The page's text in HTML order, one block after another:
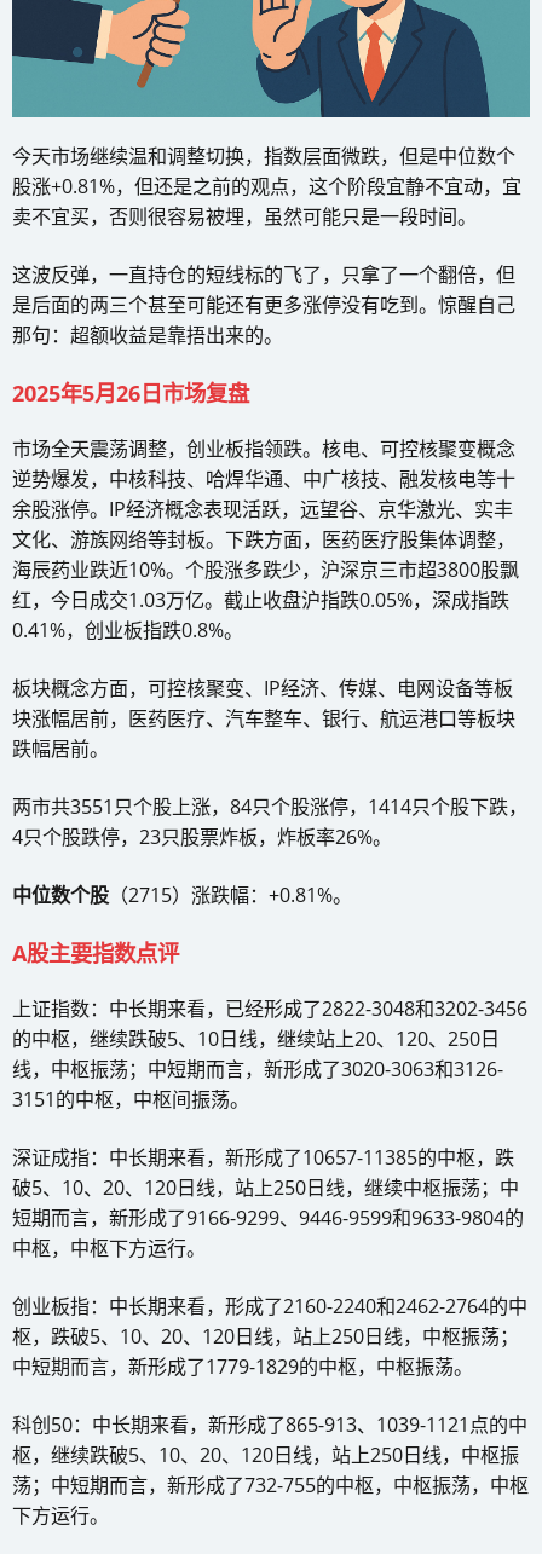
今天市场继续温和调整切换，指数层面微跌，但是中位数个
股涨+0.81%，但还是之前的观点，这个阶段宜静不宜动，宜
卖不宜买，否则很容易被埋，虽然可能只是一段时间。
这波反弹，一直持仓的短线标的飞了，只拿了一个翻倍，但
是后面的两三个甚至可能还有更多涨停没有吃到。惊醒自己
那句：超额收益是靠捂出来的。
2025年5月26日市场复盘
市场全天震荡调整，创业板指领跌。核电、可控核聚变概念
逆势爆发，中核科技、哈焊华通、中广核技、融发核电等十
余股涨停。IP经济概念表现活跃，远望谷、京华激光、实丰
文化、游族网络等封板。下跌方面，医药医疗股集体调整，
海辰药业跌近10%。个股涨多跌少，沪深京三市超3800股飘
红，今日成交1.03万亿。截止收盘沪指跌0.05%，深成指跌
0.41%，创业板指跌0.8%。
板块概念方面，可控核聚变、IP经济、传媒、电网设备等板
块涨幅居前，医药医疗、汽车整车、银行、航运港口等板块
跌幅居前。
两市共3551只个股上涨，84只个股涨停，1414只个股下跌，
4只个股跌停，23只股票炸板，炸板率26%。
中位数个股 （2715）涨跌幅：+0.81%。
A股主要指数点评
上证指数：中长期来看，已经形成了2822-3048和3202-3456
的中枢，继续跌破5、10日线，继续站上20、120、250日
线，中枢振荡；中短期而言，新形成了3020-3063和3126-
3151的中枢，中枢间振荡。
深证成指：中长期来看，新形成了10657-11385的中枢，跌
破5、10、20、120日线，站上250日线，继续中枢振荡；中
短期而言，新形成了9166-9299、9446-9599和9633-9804的
中枢，中枢下方运行。
创业板指：中长期来看，形成了2160-2240和2462-2764的中
枢，跌破5、10、20、120日线，站上250日线，中枢振荡；
中短期而言，新形成了1779-1829的中枢，中枢振荡。
科创50：中长期来看，新形成了865-913、1039-1121点的中
枢，继续跌破5、10、20、120日线，站上250日线，中枢振
荡；中短期而言，新形成了732-755的中枢，中枢振荡，中枢
下方运行。